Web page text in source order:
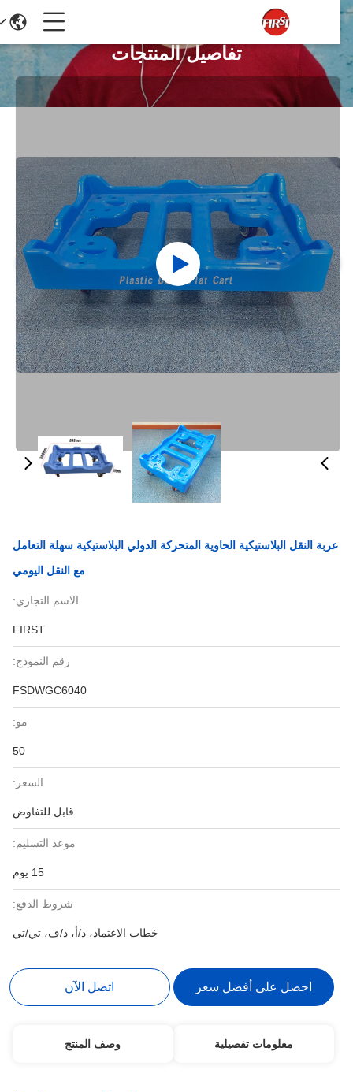
تفاصيل المنتجات
عربة النقل البلاستيكية الحاوية المتحركة الدولي البلاستيكية سهلة التعامل
مع النقل اليومي
الاسم التجاري:
FIRST
رقم النموذج:
FSDWGC6040
مو:
50
السعر:
قابل للتفاوض
موعد التسليم:
15 يوم
شروط الدفع:
خطاب الاعتماد، د/أ، د/ف، تي/تي
احصل على أفضل سعر اتصل الآن
معلومات تفصيلية وصف المنتج